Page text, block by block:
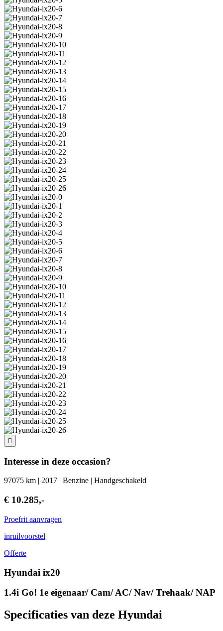
Interesse in deze occasion?
97075 km | 2017 | Benzine | Handgeschakeld
€ 10.285,-
Proefrit aanvragen
inruilvoorstel
Offerte
Hyundai ix20
1.4i Go! 1e eigenaar/ Cam/ AC/ Nav/ Trehaak/ NAP
Specificaties van deze Hyundai